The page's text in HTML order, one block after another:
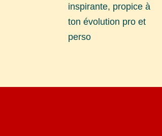
inspirante, propice à
ton évolution pro et
perso